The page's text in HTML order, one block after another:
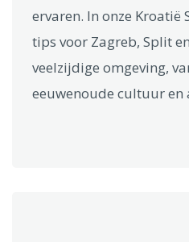
ervaren. In onze Kroatië
tips voor Zagreb, Split
veelzijdige omgeving,
eeuwenoude cultuur en